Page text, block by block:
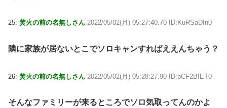
25: 焚火の前の名無しさん 2022/05/02(月) 05:27:40.70 ID:KuRSaDIn0
隣に家族が居ないとこでソロキャンすればええんちゃう？
26: 焚火の前の名無しさん 2022/05/02(月) 05:28:27.90 ID:pCF2BIET0
そんなファミリーが来るところでソロ気取ってんのかよ